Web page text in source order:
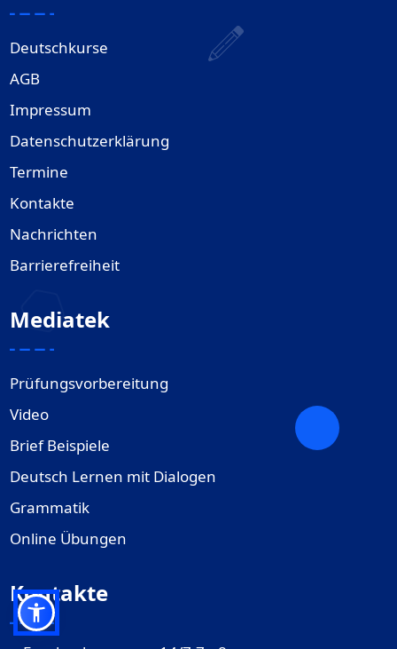
Deutschkurse
AGB
Impressum
Datenschutzerklärung
Termine
Kontakte
Nachrichten
Barrierefreiheit
Mediatek
Prüfungsvorbereitung
Video
Brief Beispiele
Deutsch Lernen mit Dialogen
Grammatik
Online Übungen
Kontakte